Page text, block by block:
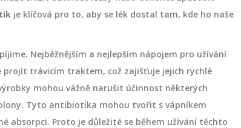
je klíčová pro to, aby se lék dostal tam, kde ho naše
Nejběžnějším a nejlepším nápojem pro užívání
trávicím traktem, což zajišťuje jejich rychlé
mohou vážně narušit účinnost některých
Tyto antibiotika mohou tvořit s vápníkem
absorpci. Proto je důležité se během užívání těchto